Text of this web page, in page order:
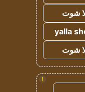
شوت
yalla
شوت
!